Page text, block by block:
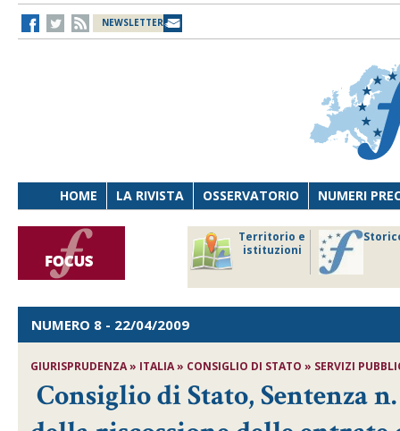
NEWSLETTER
HOME LA RIVISTA OSSERVATORIO NUMERI
Territorio e
istituzioni
NUMERO 8 - 22/04/2009
GIURISPRUDENZA » ITALIA » CONSIGLIO DI STATO » SERVIZI
Consiglio di Stato, Sentenza